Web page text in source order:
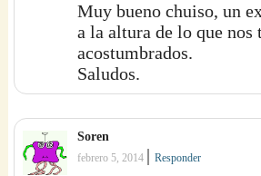
Muy bueno chuiso, un
a la altura de lo que nos
acostumbrados.
Saludos.
Soren
febrero 5, 2014 |Responder